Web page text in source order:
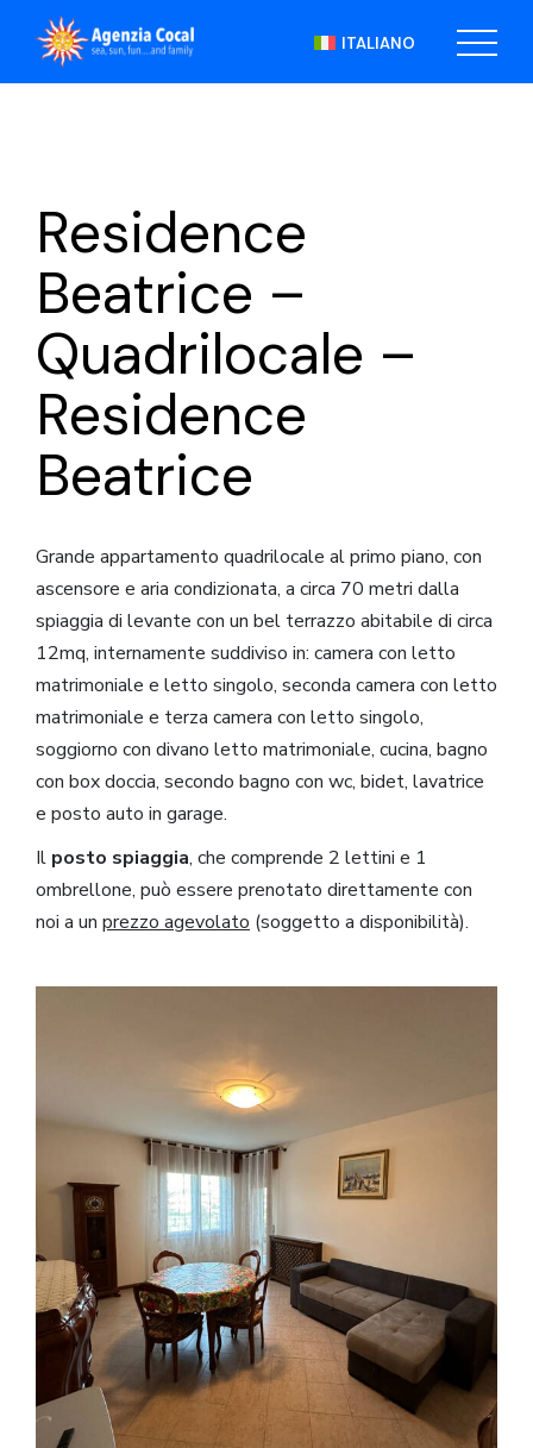
content
ITALIANO
Residence
Beatrice –
Quadrilocale –
Residence
Beatrice
Grande appartamento quadrilocale al primo piano, con
ascensore e aria condizionata, a circa 70 metri dalla
spiaggia di levante con un bel terrazzo abitabile di circa
12mq, internamente suddiviso in: camera con letto
matrimoniale e letto singolo, seconda camera con letto
matrimoniale e terza camera con letto singolo,
soggiorno con divano letto matrimoniale, cucina, bagno
con box doccia, secondo bagno con wc, bidet, lavatrice
e posto auto in garage.
Il posto spiaggia, che comprende 2 lettini e 1
ombrellone, può essere prenotato direttamente con
noi a un prezzo agevolato (soggetto a disponibilità).